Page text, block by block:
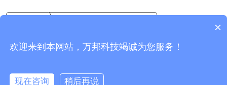
×
欢迎来到本网站，万邦科技竭诚为您服务！
现在咨询 稍后再说